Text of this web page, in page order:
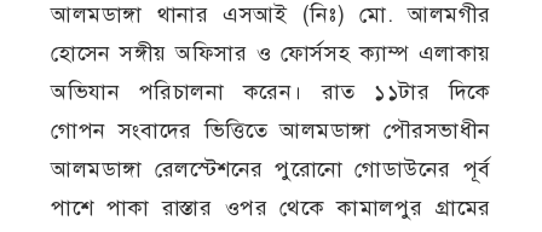
আলমডাঙ্গা থানার এসআই (নিঃ) মো. আলমগীর
হোসেন সঙ্গীয় অফিসার ও ফোর্সসহ ক্যাম্প এলাকায়
অভিযান পরিচালনা করেন। রাত ১১টার দিকে
গোপন সংবাদের ভিত্তিতে আলমডাঙ্গা পৌরসভাধীন
আলমডাঙ্গা রেলস্টেশনের পুরোনো গোডাউনের পূর্ব
পাশে পাকা রাস্তার ওপর থেকে কামালপুর গ্রামের